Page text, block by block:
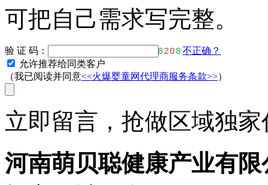
可把自己需求写完整。
验 证 码：
不正确？
允许推荐给同类客户
（我已阅读并同意<<火爆婴童网代理商服务条款>>）
立即留言，抢做区域独
河南萌贝聪健康产业有限